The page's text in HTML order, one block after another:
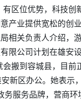
有区位优势，科技
产业提供宽松的创
相关负责人介绍，
限公司计划在雄安
会搬到容城县，目
新区办公。她表示
务服务品牌，营商环